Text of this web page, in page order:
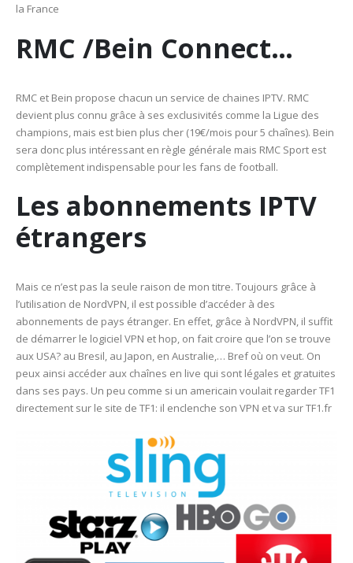
la France
RMC /Bein Connect…
RMC et Bein propose chacun un service de chaines IPTV. RMC
devient plus connu grâce à ses exclusivités comme la Ligue des
champions, mais est bien plus cher (19€/mois pour 5 chaînes). Bein
sera donc plus intéressant en règle générale mais RMC Sport est
complètement indispensable pour les fans de football.
Les abonnements IPTV
étrangers
Mais ce n’est pas la seule raison de mon titre. Toujours grâce à
l’utilisation de NordVPN, il est possible d’accéder à des
abonnements de pays étranger. En effet, grâce à NordVPN, il suffit
de démarrer le logiciel VPN et hop, on fait croire que l’on se trouve
aux USA? au Bresil, au Japon, en Australie,… Bref où on veut. On
peux ainsi accéder aux chaînes en live qui sont légales et gratuites
dans ses pays. Un peu comme si un americain voulait regarder TF1
directement sur le site de TF1: il enclenche son VPN et va sur TF1.fr